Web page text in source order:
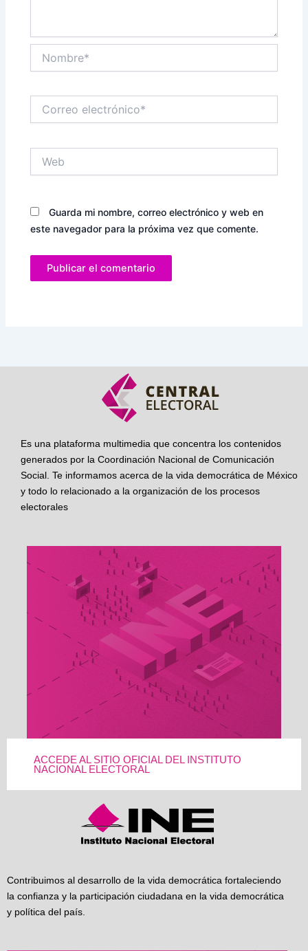
electrónico*
Guarda mi nombre, correo electrónico y web en
este navegador para la próxima vez que comente.
Es una plataforma multimedia que concentra los contenidos
generados por la Coordinación Nacional de Comunicación
Social. Te informamos acerca de la vida democrática de México
y todo lo relacionado a la organización de los procesos
electorales
ACCEDE AL SITIO OFICIAL DEL INSTITUTO
NACIONAL ELECTORAL
Contribuimos al desarrollo de la vida democrática fortaleciendo
la confianza y la participación ciudadana en la vida democrática
y política del país.